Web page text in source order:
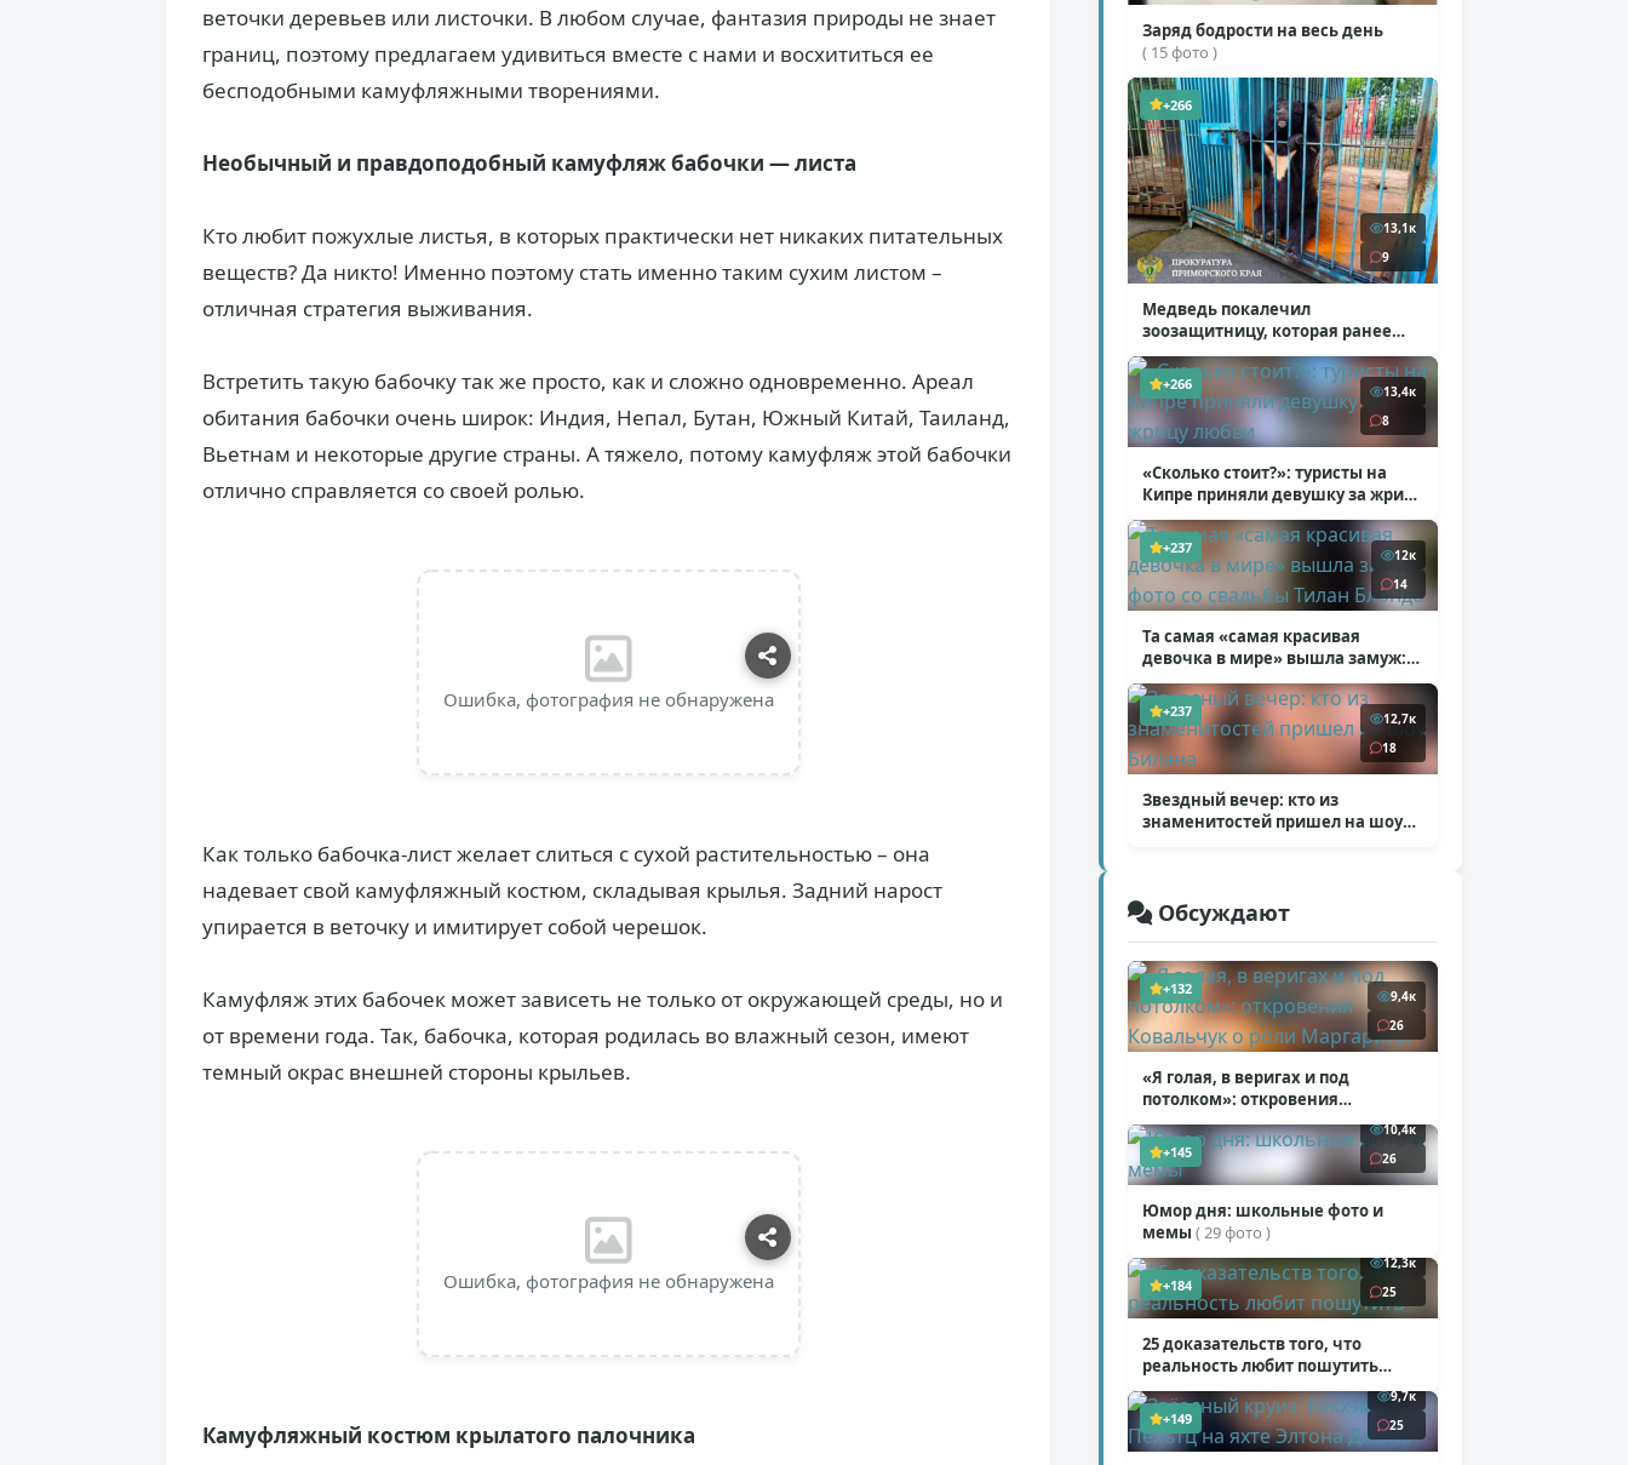
веточки деревьев или листочки. В любом случае, фантазия природы не знает
границ, поэтому предлагаем удивиться вместе с нами и восхититься ее
бесподобными камуфляжными творениями.
Необычный и правдоподобный камуфляж бабочки — листа
Кто любит пожухлые листья, в которых практически нет никаких питательных
веществ? Да никто! Именно поэтому стать именно таким сухим листом –
отличная стратегия выживания.
Встретить такую бабочку так же просто, как и сложно одновременно. Ареал
обитания бабочки очень широк: Индия, Непал, Бутан, Южный Китай, Таиланд,
Вьетнам и некоторые другие страны. А тяжело, потому камуфляж этой бабочки
отлично справляется со своей ролью.
Ошибка, фотография не обнаружена
Как только бабочка-лист желает слиться с сухой растительностью – она
надевает свой камуфляжный костюм, складывая крылья. Задний нарост
упирается в веточку и имитирует собой черешок.
Камуфляж этих бабочек может зависеть не только от окружающей среды, но и
от времени года. Так, бабочка, которая родилась во влажный сезон, имеют
темный окрас внешней стороны крыльев.
Ошибка, фотография не обнаружена
Камуфляжный костюм крылатого палочника
Заряд бодрости на весь день
( 15 фото )
+266
13,1к
9
Медведь покалечил
зоозащитницу, которая ранее
уже потеряла ногу( 4 фото )
+266
13,4к
8
«Сколько стоит?»: туристы на
Кипре приняли девушку за жрицу
любви( 1 фото + 1 видео )
+237
12к
14
Та самая «самая красивая
девочка в мире» вышла замуж:
фото со свадьбы Тилан Блондо
( 13 фото )
+237
12,7к
18
Звездный вечер: кто из
знаменитостей пришел на шоу
Обсуждают
+132
9,4к
26
«Я голая, в веригах и под
потолком»: откровения
Ковальчук о роли Маргариты
( 11 фото )
+145
10,4к
26
Юмор дня: школьные фото и
мемы ( 29 фото )
+184
12,3к
25
25 доказательств того, что
реальность любит пошутить
( 25 фото )
+149
9,7к
25